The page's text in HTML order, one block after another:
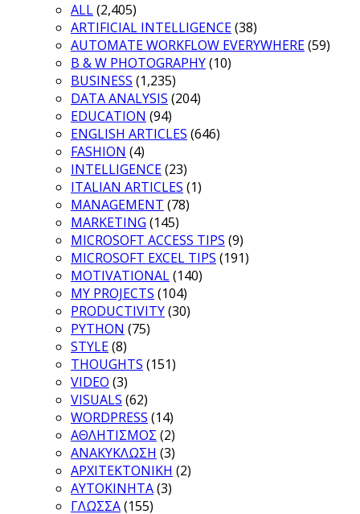
ALL(2,405)
ARTIFICIAL INTELLIGENCE(38)
AUTOMATE WORKFLOW EVERYWHERE(59)
B & W PHOTOGRAPHY(10)
BUSINESS (1,235)
DATA ANALYSIS (204)
EDUCATION (94)
ENGLISH ARTICLES (646)
FASHION (4)
INTELLIGENCE(23)
ITALIAN ARTICLES (1)
MANAGEMENT (78)
MARKETING (145)
MICROSOFT ACCESS TIPS (9)
MICROSOFT EXCEL TIPS (191)
MOTIVATIONAL(140)
MY PROJECTS (104)
PRODUCTIVITY(30)
PYTHON (75)
STYLE(8)
THOUGHTS (151)
VIDEO (3)
VISUALS (62)
WORDPRESS (14)
ΑΘΛΗΤΙΣΜΟΣ (2)
ΑΝΑΚΥΚΛΩΣΗ (3)
ΑΡΧΙΤΕΚΤΟΝΙΚΗ (2)
ΑΥΤΟΚΙΝΗΤΑ(3)
ΓΛΩΣΣΑ(155)